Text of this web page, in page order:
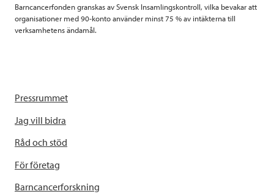
Barncancerfonden granskas av Svensk Insamlingskontroll, vilka bevakar att
organisationer med 90-konto använder minst 75 % av intäkterna till
verksamhetens ändamål.
Pressrummet
Jag vill bidra
Råd och stöd
För företag
Barncancerforskning